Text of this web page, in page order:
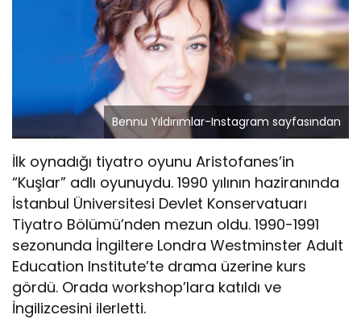
Bennu Yıldırımlar-Instagram sayfasından
İlk oynadığı tiyatro oyunu Aristofanes’in
“Kuşlar” adlı oyunuydu. 1990 yılının haziranında
İstanbul Üniversitesi Devlet Konservatuarı
Tiyatro Bölümü’nden mezun oldu. 1990-1991
sezonunda İngiltere Londra Westminster Adult
Education Institute’te drama üzerine kurs
gördü. Orada workshop’lara katıldı ve
İngilizcesini ilerletti.